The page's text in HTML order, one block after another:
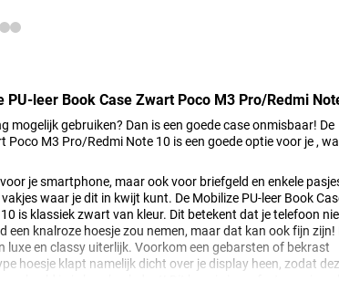
PU-leer Book Case Zwart Poco M3 Pro/Redmi
mogelijk gebruiken? Dan is een goede case onmisbaar! De
Poco M3 Pro/Redmi Note 10 is een goede optie voor je ,
je smartphone, maar ook voor briefgeld en enkele
waar je dit in kwijt kunt. De Mobilize PU-leer Book
is klassiek zwart van kleur. Dit betekent dat je telefoon
een knalroze hoesje zou nemen, maar dat kan ook fijn zijn!
luxe en classy uiterlijk. Voorkom een gebarsten of bekrast
hoesje klapt namelijk dicht over je display heen, zodat